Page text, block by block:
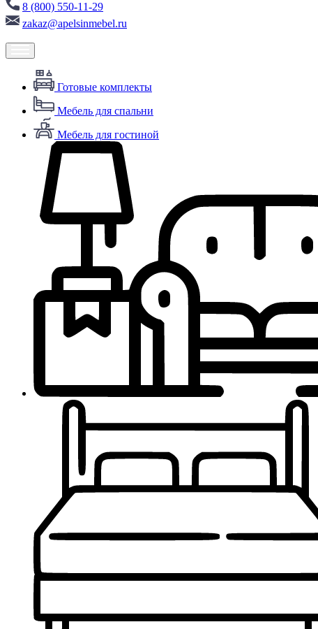
8 (800) 550-11-29
zakaz@apelsinmebel.ru
Готовые комплекты
Мебель для спальни
Мебель для гостиной